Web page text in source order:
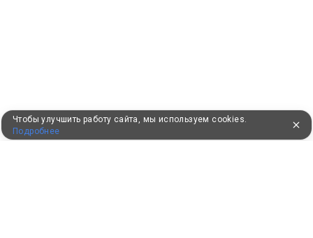
Чтобы улучшить работу сайта, мы используем cookies.
Подробнее